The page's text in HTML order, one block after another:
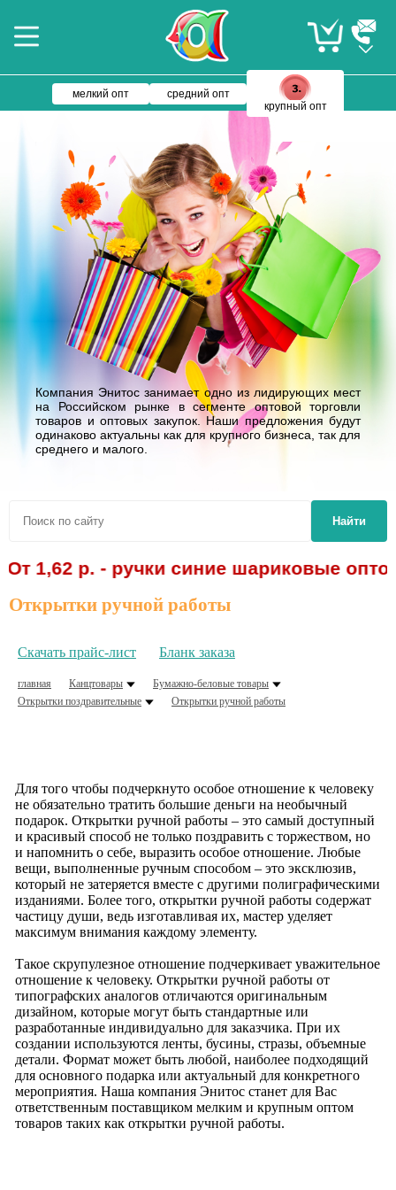
мелкий опт
средний опт
крупный опт
Компания Энитос занимает одно из лидирующих мест
на Российском рынке в сегменте оптовой торговли
товаров и оптовых закупок. Наши предложения будут
одинаково актуальны как для крупного бизнеса, так для
среднего и малого.
Найти
р. - ручки синие шариковые оптом!
Открытки ручной работы
Скачать прайс-лист Бланк заказа
главная Канцтовары
Бумажно-беловые товары
Открытки поздравительные
Открытки ручной работы
Для того чтобы подчеркнуто особое отношение к человеку
не обязательно тратить большие деньги на необычный
подарок. Открытки ручной работы – это самый доступный
и красивый способ не только поздравить с торжеством, но
и напомнить о себе, выразить особое отношение. Любые
вещи, выполненные ручным способом – это эксклюзив,
который не затеряется вместе с другими полиграфическими
изданиями. Более того, открытки ручной работы содержат
частицу души, ведь изготавливая их, мастер уделяет
максимум внимания каждому элементу.
Такое скрупулезное отношение подчеркивает уважительное
отношение к человеку. Открытки ручной работы от
типографских аналогов отличаются оригинальным
дизайном, которые могут быть стандартные или
разработанные индивидуально для заказчика. При их
создании используются ленты, бусины, стразы, объемные
детали. Формат может быть любой, наиболее подходящий
для основного подарка или актуальный для конкретного
мероприятия. Наша компания Энитос станет для Вас
ответственным поставщиком мелким и крупным оптом
товаров таких как открытки ручной работы.